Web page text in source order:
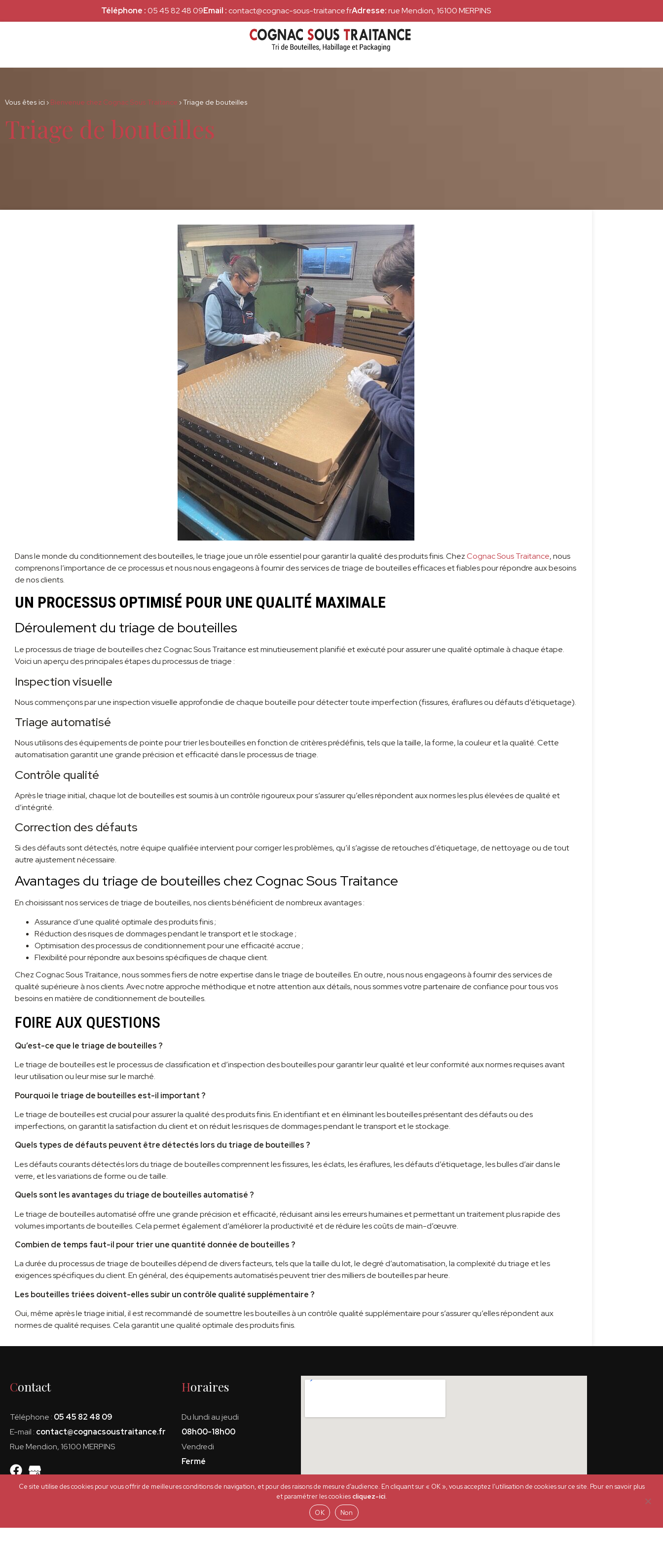
Téléphone :05 45 82 48 09Email : contact@cognac-sous-traitance.frAdresse:rue Mendion, 16100 MERPINS
Vous êtes ici › Bienvenue chez Cognac Sous Traitance ›Triage de bouteilles
Triage de bouteilles
Dans le monde du conditionnement des bouteilles, le triage joue un rôle essentiel pour garantir la qualité des produits finis. ChezCognac Sous Traitance, nous
comprenons l’importance de ce processus et nous nous engageons à fournir des services de triage de bouteilles efficaces et fiables pour répondre aux besoins
de nos clients.
UN PROCESSUS OPTIMISÉ POUR UNE QUALITÉ MAXIMALE
Déroulement du triage de bouteilles
Le processus de triage de bouteilles chez Cognac Sous Traitance est minutieusement planifié et exécuté pour assurer une qualité optimale à chaque étape.
Voici un aperçu des principales étapes du processus de triage :
Inspection visuelle
Nous commençons par une inspection visuelle approfondie de chaque bouteille pour détecter toute imperfection (fissures, éraflures ou défauts d’étiquetage).
Triage automatisé
Nous utilisons des équipements de pointe pour trier les bouteilles en fonction de critères prédéfinis, tels que la taille, la forme, la couleur et la qualité. Cette
automatisation garantit une grande précision et efficacité dans le processus de triage.
Contrôle qualité
Après le triage initial, chaque lot de bouteilles est soumis à un contrôle rigoureux pour s’assurer qu’elles répondent aux normes les plus élevées de qualité et
d’intégrité.
Correction des défauts
Si des défauts sont détectés, notre équipe qualifiée intervient pour corriger les problèmes, qu’il s’agisse de retouches d’étiquetage, de nettoyage ou de tout
autre ajustement nécessaire.
Avantages du triage de bouteilles chez Cognac Sous Traitance
En choisissant nos services de triage de bouteilles, nos clients bénéficient de nombreux avantages :
Assurance d’une qualité optimale des produits finis ;
Réduction des risques de dommages pendant le transport et le stockage ;
Optimisation des processus de conditionnement pour une efficacité accrue ;
Flexibilité pour répondre aux besoins spécifiques de chaque client.
Chez Cognac Sous Traitance, nous sommes fiers de notre expertise dans le triage de bouteilles. En outre, nous nous engageons à fournir des services de
qualité supérieure à nos clients. Avec notre approche méthodique et notre attention aux détails, nous sommes votre partenaire de confiance pour tous vos
besoins en matière de conditionnement de bouteilles.
FOIRE AUX QUESTIONS
Qu’est-ce que le triage de bouteilles ?
Le triage de bouteilles est le processus de classification et d’inspection des bouteilles pour garantir leur qualité et leur conformité aux normes requises avant
leur utilisation ou leur mise sur le marché.
Pourquoi le triage de bouteilles est-il important ?
Le triage de bouteilles est crucial pour assurer la qualité des produits finis. En identifiant et en éliminant les bouteilles présentant des défauts ou des
imperfections, on garantit la satisfaction du client et on réduit les risques de dommages pendant le transport et le stockage.
Quels types de défauts peuvent être détectés lors du triage de bouteilles ?
Les défauts courants détectés lors du triage de bouteilles comprennent les fissures, les éclats, les éraflures, les défauts d’étiquetage, les bulles d’air dans le
verre, et les variations de forme ou de taille.
Quels sont les avantages du triage de bouteilles automatisé ?
Le triage de bouteilles automatisé offre une grande précision et efficacité, réduisant ainsi les erreurs humaines et permettant un traitement plus rapide des
volumes importants de bouteilles. Cela permet également d’améliorer la productivité et de réduire les coûts de main-d’œuvre.
Combien de temps faut-il pour trier une quantité donnée de bouteilles ?
La durée du processus de triage de bouteilles dépend de divers facteurs, tels que la taille du lot, le degré d’automatisation, la complexité du triage et les
exigences spécifiques du client. En général, des équipements automatisés peuvent trier des milliers de bouteilles par heure.
Les bouteilles triées doivent-elles subir un contrôle qualité supplémentaire ?
Oui, même après le triage initial, il est recommandé de soumettre les bouteilles à un contrôle qualité supplémentaire pour s’assurer qu’elles répondent aux
normes de qualité requises. Cela garantit une qualité optimale des produits finis.
Contact
Téléphone : 05 45 82 48 09
E-mail : contact@cognacsoustraitance.fr
Rue Mendion, 16100 MERPINS
Horaires
Du lundi au jeudi
08h00-18h00
Vendredi
Fermé
Ce site utilise des cookies pour vous offrir de meilleures conditions de navigation, et pour des raisons de mesure d’audience. En cliquant sur « OK », vous acceptez l’utilisation de cookies sur ce site. Pour en savoir plus
et paramétrer les cookies cliquez-ici.
OK
Non